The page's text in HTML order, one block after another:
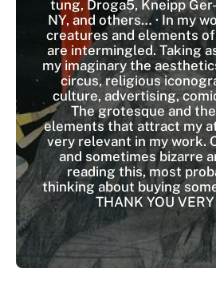
tung, Droga5, Kneipp
NY, and others… · In my
creatures and elements
are intermingled. Taking
my imaginary the
circus, religious
culture, advertising,
The grotesque and
elements that attract my
very relevant in my work.
and sometimes bizarre
reading this, most
thinking about buying
THANK YOU